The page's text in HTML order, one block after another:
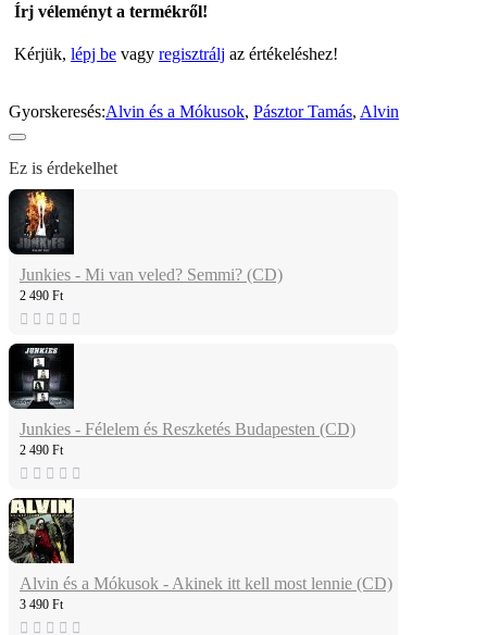
Írj véleményt a termékről!
Kérjük, lépj be vagy regisztrálj az értékeléshez!
Gyorskeresés:Alvin és a Mókusok, Pásztor Tamás, Alvin
Ez is érdekelhet
Junkies - Mi van veled? Semmi? (CD)
2 490 Ft
Junkies - Félelem és Reszketés Budapesten (CD)
2 490 Ft
Alvin és a Mókusok - Akinek itt kell most lennie (CD)
3 490 Ft